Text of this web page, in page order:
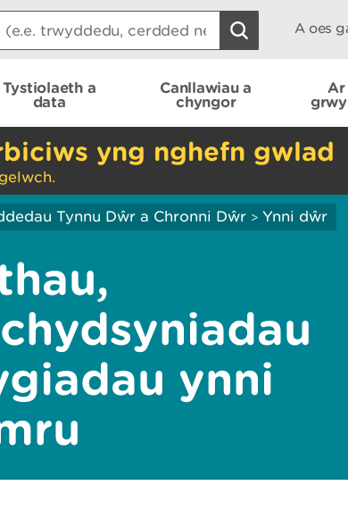
A oes
Tystiolaeth a
data
Canllawiau a
chyngor
Ar
yng nghefn gwlad
Tynnu Dŵr a Chronni Dŵr > Ynni dŵr
ynni